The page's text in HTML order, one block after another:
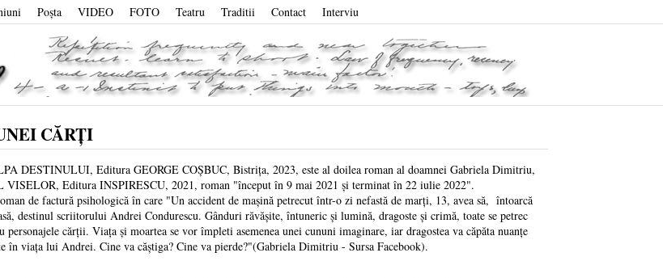
Poşta VIDEO FOTO Teatru Traditii Contact Interviu
CĂRȚI
Editura GEORGE COŞBUC, Bistrița, 2023, este al doilea roman al doamnei Gabriela Dimitriu,
Editura INSPIRESCU, 2021, roman "început în 9 mai 2021 şi terminat în 22 iulie 2022".
factură psihologică în care "Un accident de maşină petrecut într-o zi nefastă de marți, 13, avea să, întoarcă
destinul scriitorului Andrei Condurescu. Gânduri răvăşite, întuneric şi lumină, dragoste şi crimă, toate se petrec
cărții. Viața şi moartea se vor împleti asemenea unei cununi imaginare, iar dragostea va căpăta nuanțe
în viața lui Andrei. Cine va căştiga? Cine va pierde?"(Gabriela Dimitriu - Sursa Facebook).